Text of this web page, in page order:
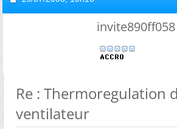
invite890ff058
Re : Thermoregulation
ventilateur